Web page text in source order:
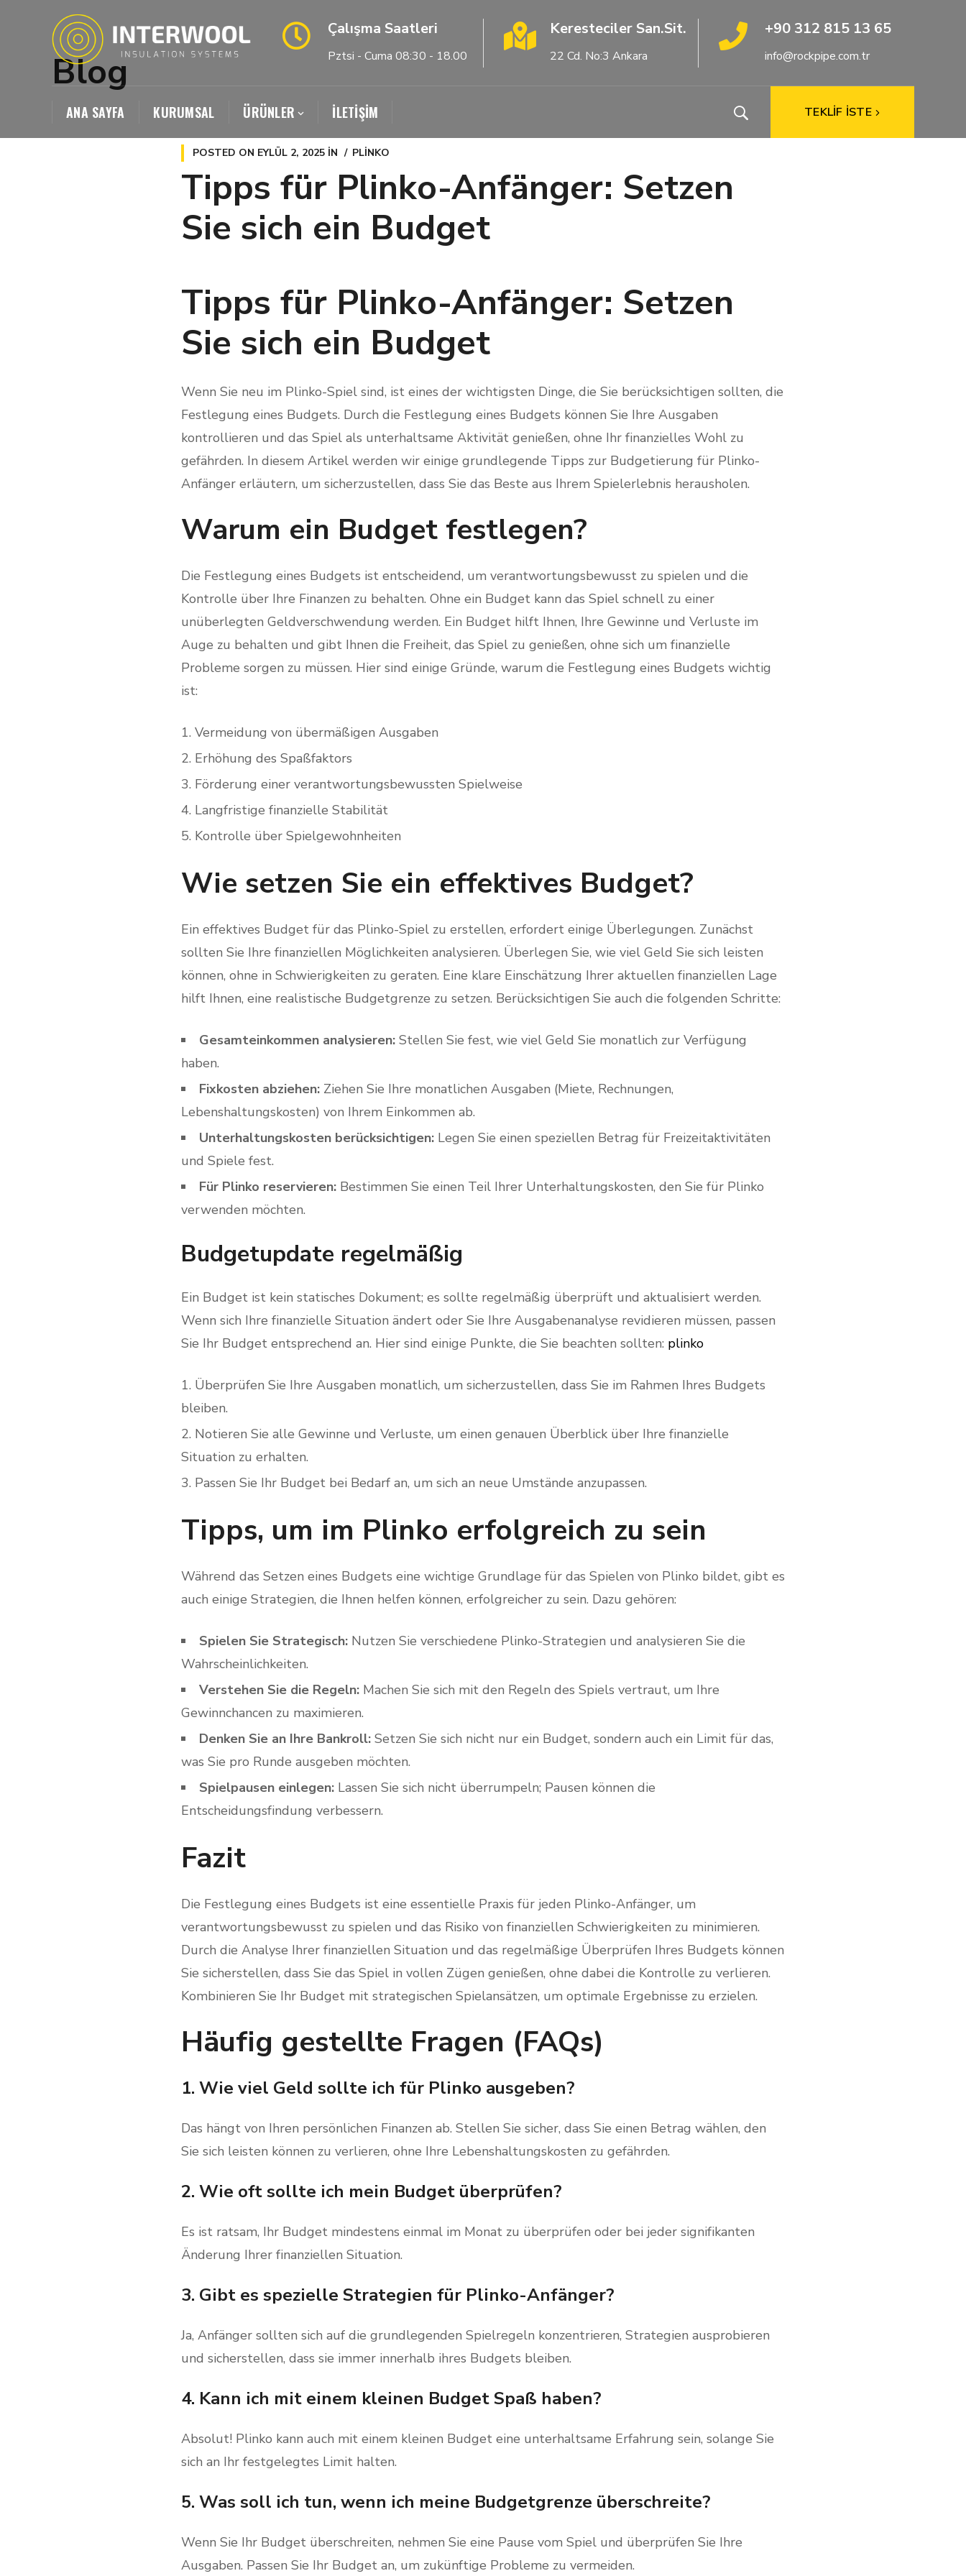
Çalışma Saatleri
Pztsi - Cuma 08:30 - 18.00
Keresteciler San.Sit.
22 Cd. No:3 Ankara
+90 312 815 13 65
info@rockpipe.com.tr
ANA SAYFA KURUMSAL ÜRÜNLER İLETİŞİM TEKLİF İSTE
Blog
POSTED ON EYLÜL 2, 2025 IN PLINKO
Tipps für Plinko-Anfänger: Setzen
Sie sich ein Budget
Tipps für Plinko-Anfänger: Setzen
Sie sich ein Budget
Wenn Sie neu im Plinko-Spiel sind, ist eines der wichtigsten Dinge, die Sie berücksichtigen sollten, die
Festlegung eines Budgets. Durch die Festlegung eines Budgets können Sie Ihre Ausgaben
kontrollieren und das Spiel als unterhaltsame Aktivität genießen, ohne Ihr finanzielles Wohl zu
gefährden. In diesem Artikel werden wir einige grundlegende Tipps zur Budgetierung für Plinko-
Anfänger erläutern, um sicherzustellen, dass Sie das Beste aus Ihrem Spielerlebnis herausholen.
Warum ein Budget festlegen?
Die Festlegung eines Budgets ist entscheidend, um verantwortungsbewusst zu spielen und die
Kontrolle über Ihre Finanzen zu behalten. Ohne ein Budget kann das Spiel schnell zu einer
unüberlegten Geldverschwendung werden. Ein Budget hilft Ihnen, Ihre Gewinne und Verluste im
Auge zu behalten und gibt Ihnen die Freiheit, das Spiel zu genießen, ohne sich um finanzielle
Probleme sorgen zu müssen. Hier sind einige Gründe, warum die Festlegung eines Budgets wichtig
ist:
Vermeidung von übermäßigen Ausgaben
Erhöhung des Spaßfaktors
Förderung einer verantwortungsbewussten Spielweise
Langfristige finanzielle Stabilität
Kontrolle über Spielgewohnheiten
Wie setzen Sie ein effektives Budget?
Ein effektives Budget für das Plinko-Spiel zu erstellen, erfordert einige Überlegungen. Zunächst
sollten Sie Ihre finanziellen Möglichkeiten analysieren. Überlegen Sie, wie viel Geld Sie sich leisten
können, ohne in Schwierigkeiten zu geraten. Eine klare Einschätzung Ihrer aktuellen finanziellen Lage
hilft Ihnen, eine realistische Budgetgrenze zu setzen. Berücksichtigen Sie auch die folgenden Schritte:
Gesamteinkommen analysieren: Stellen Sie fest, wie viel Geld Sie monatlich zur Verfügung
haben.
Fixkosten abziehen: Ziehen Sie Ihre monatlichen Ausgaben (Miete, Rechnungen,
Lebenshaltungskosten) von Ihrem Einkommen ab.
Unterhaltungskosten berücksichtigen: Legen Sie einen speziellen Betrag für Freizeitaktivitäten
und Spiele fest.
Für Plinko reservieren: Bestimmen Sie einen Teil Ihrer Unterhaltungskosten, den Sie für Plinko
verwenden möchten.
Budgetupdate regelmäßig
Ein Budget ist kein statisches Dokument; es sollte regelmäßig überprüft und aktualisiert werden.
Wenn sich Ihre finanzielle Situation ändert oder Sie Ihre Ausgabenanalyse revidieren müssen, passen
Sie Ihr Budget entsprechend an. Hier sind einige Punkte, die Sie beachten sollten: plinko
Überprüfen Sie Ihre Ausgaben monatlich, um sicherzustellen, dass Sie im Rahmen Ihres Budgets
bleiben.
Notieren Sie alle Gewinne und Verluste, um einen genauen Überblick über Ihre finanzielle
Situation zu erhalten.
Passen Sie Ihr Budget bei Bedarf an, um sich an neue Umstände anzupassen.
Tipps, um im Plinko erfolgreich zu sein
Während das Setzen eines Budgets eine wichtige Grundlage für das Spielen von Plinko bildet, gibt es
auch einige Strategien, die Ihnen helfen können, erfolgreicher zu sein. Dazu gehören:
Spielen Sie Strategisch: Nutzen Sie verschiedene Plinko-Strategien und analysieren Sie die
Wahrscheinlichkeiten.
Verstehen Sie die Regeln: Machen Sie sich mit den Regeln des Spiels vertraut, um Ihre
Gewinnchancen zu maximieren.
Denken Sie an Ihre Bankroll: Setzen Sie sich nicht nur ein Budget, sondern auch ein Limit für das,
was Sie pro Runde ausgeben möchten.
Spielpausen einlegen: Lassen Sie sich nicht überrumpeln; Pausen können die
Entscheidungsfindung verbessern.
Fazit
Die Festlegung eines Budgets ist eine essentielle Praxis für jeden Plinko-Anfänger, um
verantwortungsbewusst zu spielen und das Risiko von finanziellen Schwierigkeiten zu minimieren.
Durch die Analyse Ihrer finanziellen Situation und das regelmäßige Überprüfen Ihres Budgets können
Sie sicherstellen, dass Sie das Spiel in vollen Zügen genießen, ohne dabei die Kontrolle zu verlieren.
Kombinieren Sie Ihr Budget mit strategischen Spielansätzen, um optimale Ergebnisse zu erzielen.
Häufig gestellte Fragen (FAQs)
1. Wie viel Geld sollte ich für Plinko ausgeben?
Das hängt von Ihren persönlichen Finanzen ab. Stellen Sie sicher, dass Sie einen Betrag wählen, den
Sie sich leisten können zu verlieren, ohne Ihre Lebenshaltungskosten zu gefährden.
2. Wie oft sollte ich mein Budget überprüfen?
Es ist ratsam, Ihr Budget mindestens einmal im Monat zu überprüfen oder bei jeder signifikanten
Änderung Ihrer finanziellen Situation.
3. Gibt es spezielle Strategien für Plinko-Anfänger?
Ja, Anfänger sollten sich auf die grundlegenden Spielregeln konzentrieren, Strategien ausprobieren
und sicherstellen, dass sie immer innerhalb ihres Budgets bleiben.
4. Kann ich mit einem kleinen Budget Spaß haben?
Absolut! Plinko kann auch mit einem kleinen Budget eine unterhaltsame Erfahrung sein, solange Sie
sich an Ihr festgelegtes Limit halten.
5. Was soll ich tun, wenn ich meine Budgetgrenze überschreite?
Wenn Sie Ihr Budget überschreiten, nehmen Sie eine Pause vom Spiel und überprüfen Sie Ihre
Ausgaben. Passen Sie Ihr Budget an, um zukünftige Probleme zu vermeiden.